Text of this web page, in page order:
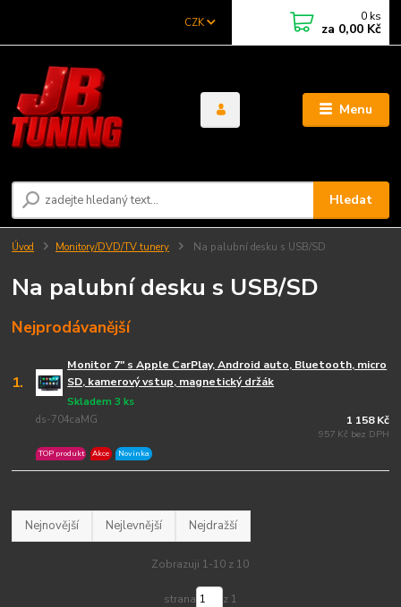
Menu
CZK
Hledat
0 ks
za 0,00 Kč
Úvod Monitory/DVD/TV tunery Na palubní desku s USB/SD
Na palubní desku s USB/SD
Nejprodávanější
1.
Monitor 7" s Apple CarPlay, Android auto, Bluetooth, micro
SD, kamerový vstup, magnetický držák
ds-704caMG
Skladem 3 ks
TOP produkt Akce Novinka
1 158 Kč
957 Kč bez DPH
Nejnovější Nejlevnější Nejdražší
Zobrazuji 1-10 z 10
strana z 1